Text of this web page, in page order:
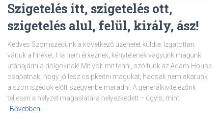
Szigetelés itt, szigetelés ott,
szigetelés alul, felül, király, ász!
Kedves Szomszédunk a következő üzenetet küldte: Izgatottan
várjuk a híreket. Ha nem érkeznek, kénytelenek vagyunk magunk
utánajárni a dolgoknak! Mit volt mit tenni, szóltunk az Adam-House
csapatnak, hogy jó lesz csipkedni magukat, hacsak nem akarunk
a szomszédok előtt szégyenbe maradni. A generálkivitelezőnk
teljesen a helyzet magaslatára helyezkedett – úgyis, mint
Bővebben…